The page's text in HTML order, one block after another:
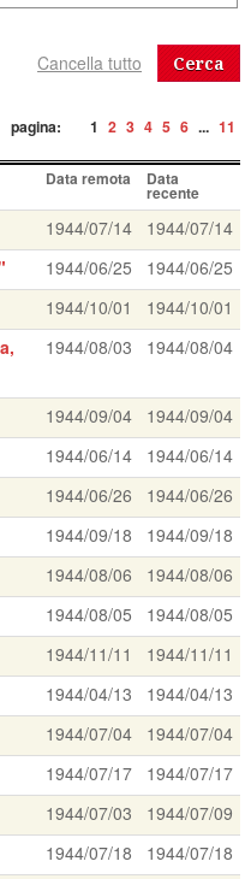
Cerca
pagina: 1 2 3 4 5 6 ... 11
Data remota Data
recente
1944/07/14
1944/07/14
1944/06/25
1944/06/25
1944/10/01
1944/10/01
1944/08/03 1944/08/04
1944/09/04
1944/09/04
1944/06/14
1944/06/14
1944/06/26
1944/06/26
1944/09/18
1944/09/18
1944/08/06
1944/08/06
1944/08/05
1944/08/05
1944/11/11
1944/11/11
1944/04/13
1944/04/13
1944/07/04
1944/07/04
1944/07/17
1944/07/17
1944/07/03
1944/07/09
1944/07/18
1944/07/18